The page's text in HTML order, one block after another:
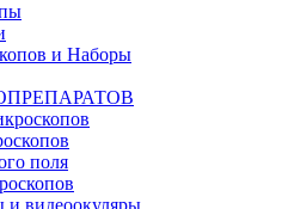
и Наборы
поля
видеоокуляры